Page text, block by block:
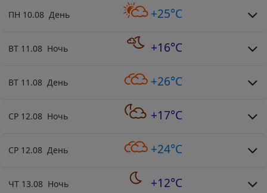
ПН 10.08 День +25°C
ВТ 11.08 Ночь +16°C
ВТ 11.08 День +26°C
СР 12.08 Ночь +17°C
СР 12.08 День +24°C
ЧТ 13.08 Ночь +12°C